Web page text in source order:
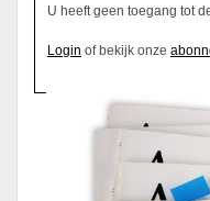
U heeft geen toegang tot
Login of bekijk onze